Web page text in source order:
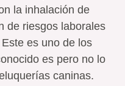
la inhalación de
de riesgos laborales
es uno de los
es pero no lo
caninas.